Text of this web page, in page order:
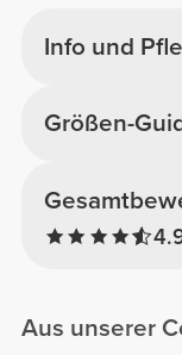
Info und
Größen-
Aus unserer